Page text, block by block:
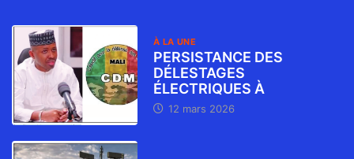
À LA UNE
PERSISTANCE DES
DÉLESTAGES
ÉLECTRIQUES À
12 mars 2026